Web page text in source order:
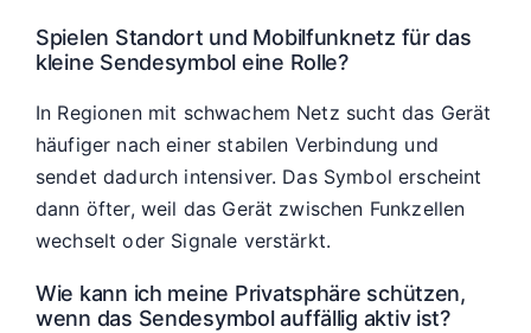
Spielen Standort und Mobilfunknetz für das
kleine Sendesymbol eine Rolle?
In Regionen mit schwachem Netz sucht das Gerät
häufiger nach einer stabilen Verbindung und
sendet dadurch intensiver. Das Symbol erscheint
dann öfter, weil das Gerät zwischen Funkzellen
wechselt oder Signale verstärkt.
Wie kann ich meine Privatsphäre schützen,
wenn das Sendesymbol auffällig aktiv ist?